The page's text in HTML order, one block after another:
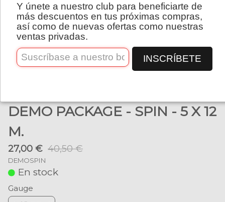
DEMO PACKAGE - SPIN - 5 X 12
M.
27,00 € 40,50 €
DEMOSPIN
En stock
Gauge
Y únete a nuestro club para beneficiarte de
más descuentos en tus próximas compras,
así como de nuevas ofertas como nuestras
ventas privadas.
INSCRÍBETE